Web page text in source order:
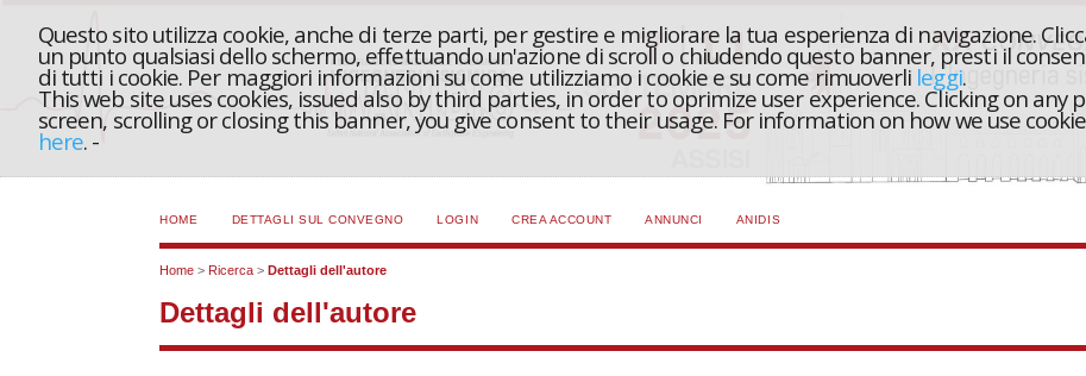
Questo sito utilizza cookie, anche di terze parti, per gestire e migliorare la tua esperienza di navigazione.
un punto qualsiasi dello schermo, effettuando un'azione di scroll o chiudendo questo banner, presti il
di tutti i cookie. Per maggiori informazioni su come utilizziamo i cookie e su come rimuoverli leggi.
This web site uses cookies, issued also by third parties, in order to oprimize user experience. Clicking on any
screen, scrolling or closing this banner, you give consent to their usage. For information on how we use
here. -
HOME DETTAGLI SUL CONVEGNO LOGIN CREA ACCOUNT ANNUNCI ANIDIS
Home > Ricerca >Dettagli dell'autore
Dettagli dell'autore